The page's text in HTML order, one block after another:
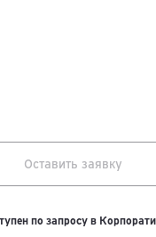
Оставить заявку
по запросу в